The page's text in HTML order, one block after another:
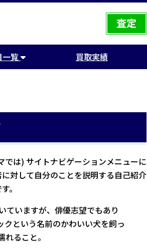
一覧 買取実績
は) サイトナビゲーションメニューに
対して自分のことを説明する自己紹介
。
ていますが、俳優志望でもあり
クという名前のかわいい犬を飼っ
ること。